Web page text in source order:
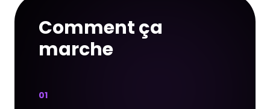
Comment ça
marche
01